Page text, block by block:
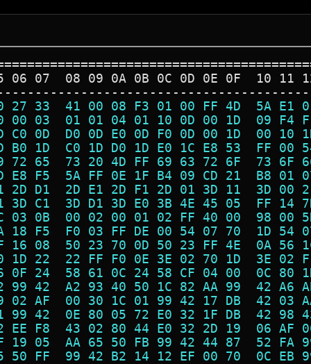
06 07  08 09 0A 0B 0C 0D 0E 0F  10 11
27 33  41 00 08 F3 01 00 FF 4D  5A
00 03  01 01 04 01 10 0D 00 1D  09
C0 0D  D0 0D E0 0D F0 0D 00 1D  00
B0 1D  C0 1D D0 1D E0 1C E8 53  FF
72 65  73 20 4D FF 69 63 72 6F  73
E8 F5  5A FF 0E 1F B4 09 CD 21  B8
2D D1  2D E1 2D F1 2D 01 3D 11  3D
3D C1  3D D1 3D E0 3B 4E 45 05  FF
03 0B  00 02 00 01 02 FF 40 00  98
18 F5  F0 03 FF DE 00 54 07 70  1D
16 08  50 23 70 0D 50 23 FF 4E  0A
1D 22  22 FF F0 0E 3E 02 70 1D  3E
0F 24  58 61 0C 24 58 CF 04 00  0C
99 42  A2 93 40 50 1C 82 AA 99  42
02 AF  00 30 1C 01 99 42 17 DB  42
99 42  0E 80 05 72 E0 32 1F DB  42
EE F8  43 02 80 44 E0 32 2D 19  06
19 05  AA 65 50 FB 99 42 44 87  52
50 FF  99 42 B2 14 12 EF 00 70  0C